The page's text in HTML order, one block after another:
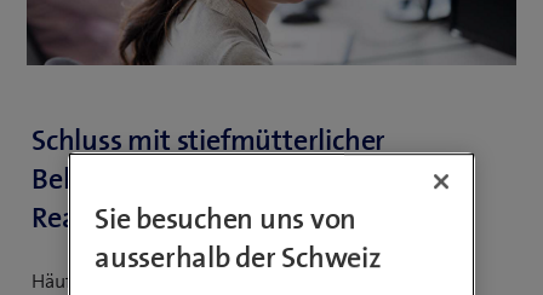
Schluss mit stiefmütterlicher
Behandlung von Postings und
Reaktionen
Häufig werden aber Postings in den sozialen Medien
Sie besuchen uns von
ausserhalb der Schweiz